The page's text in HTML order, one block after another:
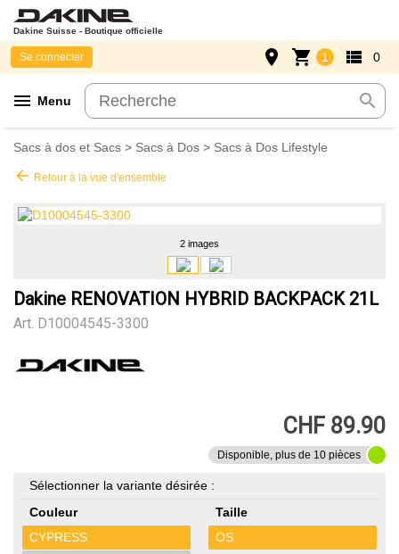
Dakine Suisse - Boutique officielle
menu Menu search
Se connecter place shopping_cart 1 view_list 0
Sacs à dos et Sacs > Sacs à Dos > Sacs à Dos Lifestyle
arrow_back Retour à la vue d'ensemble
2 images
Dakine RENOVATION HYBRID BACKPACK 21L
Art. D10004545-3300
CHF 89.90
Disponible, plus de 10 pièces
Sélectionner la variante désirée :
Couleur
CYPRESS
Taille
OS